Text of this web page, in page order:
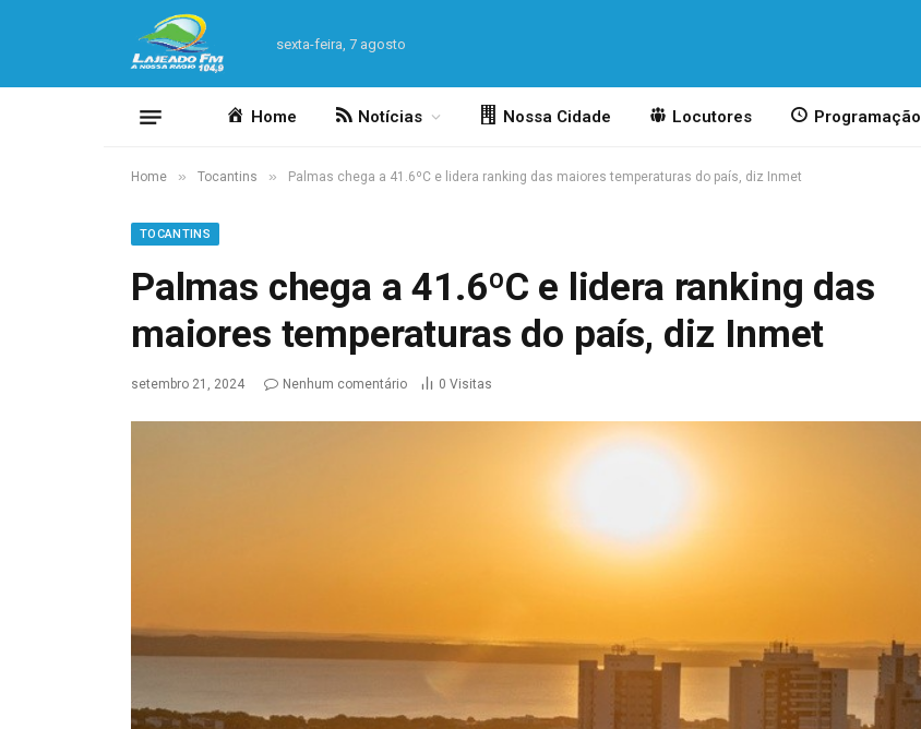
sexta-feira, 7 agosto
Home Notícias Nossa Cidade Locutores Programação
Home » Tocantins » Palmas chega a 41.6ºC e lidera ranking das maiores temperaturas do país, diz Inmet
TOCANTINS
Palmas chega a 41.6ºC e lidera ranking das
maiores temperaturas do país, diz Inmet
setembro 21, 2024 Nenhum comentário 0 Visitas